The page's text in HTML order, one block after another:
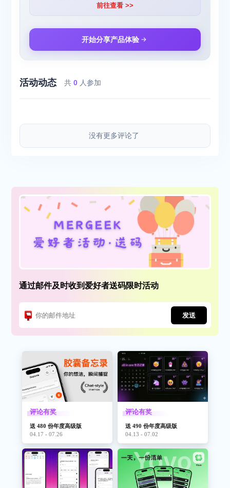
前往查看 >>
开始分享产品体验
活动动态 共0 人参加
没有更多评论了
通过邮件及时收到爱好者送码限时活动
发送
评论有奖
送 480 份年度高级版
04.17 - 07.26
评论有奖
送 490 份年度高级版
04.13 - 07.02